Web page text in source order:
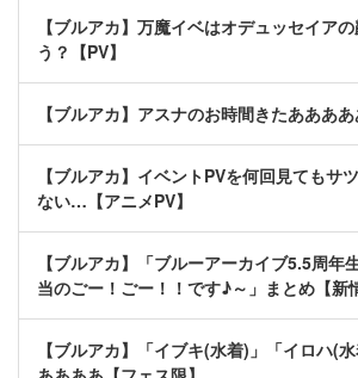
【ブルアカ】万魔イベはオデュッセイア
う？【PV】
【ブルアカ】アスナのお時間きたああああ
【ブルアカ】イベントPVを何回見てもサ
ない…【アニメPV】
【ブルアカ】「ブルーアーカイブ5.5周年
当のごー！ごー！！です♪～」まとめ【新
【ブルアカ】「イブキ(水着)」「イロハ(